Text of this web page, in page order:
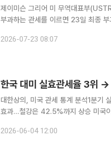
제이미슨 그리어 미 무역대표부
부과하는 관세를 이르면 23일 최종 부과할 것이라고 밝혔다
상대로 강제노동으로 생산된 제품 대
2026-07-23 08:07
한국 대미 실효관세율 3위
대한상의, 미국 관세 통계 분석1분기
효과…철강은 42.5%까지 상승 미국이 주요 교역국을 대상으로 고율 관세 정책을 시행한 지 1년이
담은 완화됐지만 철강 부문은 오히려
2026-06-04 12:00